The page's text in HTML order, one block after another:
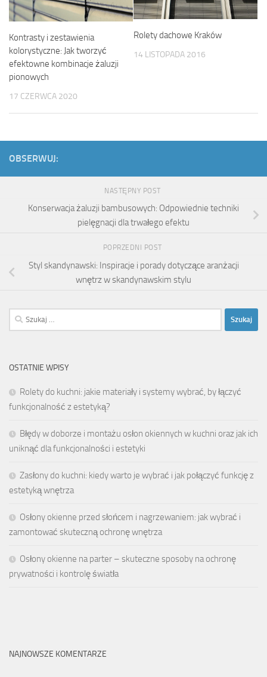
Kontrasty i zestawienia
kolorystyczne: Jak tworzyć
efektowne kombinacje żaluzji
pionowych
17 CZERWCA 2020
Rolety dachowe Kraków
14 LISTOPADA 2016
OBSERWUJ:
NASTĘPNY POST
Konserwacja żaluzji bambusowych: Odpowiednie techniki
pielęgnacji dla trwałego efektu
POPRZEDNI POST
Styl skandynawski: Inspiracje i porady dotyczące aranżacji
wnętrz w skandynawskim stylu
Szukaj:
OSTATNIE WPISY
Rolety do kuchni: jakie materiały i systemy wybrać, by łączyć
funkcjonalność z estetyką?
Błędy w doborze i montażu osłon okiennych w kuchni oraz jak ich
uniknąć dla funkcjonalności i estetyki
Zasłony do kuchni: kiedy warto je wybrać i jak połączyć funkcję z
estetyką wnętrza
Osłony okienne przed słońcem i nagrzewaniem: jak wybrać i
zamontować skuteczną ochronę wnętrza
Osłony okienne na parter – skuteczne sposoby na ochronę
prywatności i kontrolę światła
NAJNOWSZE KOMENTARZE